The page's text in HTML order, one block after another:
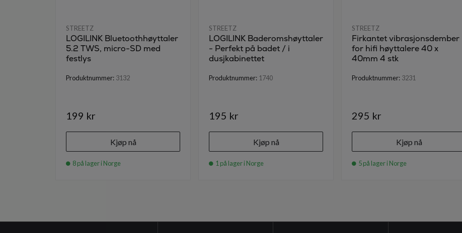
STREETZ
LOGILINK Bluetoothhøyttaler
5.2 TWS, micro-SD med
festlys
Produktnummer: 3132
199 kr
Kjøp nå
8 på lager i Norge
STREETZ
LOGILINK Baderomshøyttaler
- Perfekt på badet / i
dusjkabinettet
Produktnummer: 1740
195 kr
Kjøp nå
1 på lager i Norge
STREETZ
Firkantet vibrasjonsdember
for hifi høyttalere 40 x
40mm 4 stk
Produktnummer: 3231
295 kr
Kjøp nå
5 på lager i Norge